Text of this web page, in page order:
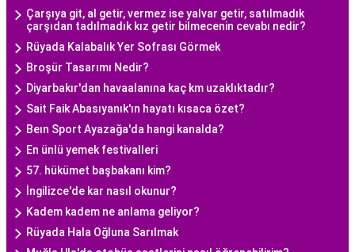
Çarşıya git, al getir, vermez ise yalvar getir, satılmadık
çarşıdan tadılmadık kız getir bilmecenin cevabı nedir?
Rüyada Kalabalık Yer Sofrası Görmek
Broşür Tasarımı Nedir?
Diyarbakır'dan havaalanına kaç km uzaklıktadır?
Sait Faik Abasıyanık'ın hayatı kısaca özet?
Beın Sport Ayazağa'da hangi kanalda?
En ünlü yemek festivalleri
57. hükümet başbakanı kim?
İngilizce'de kar nasıl okunur?
Kadem kadem ne anlama geliyor?
Rüyada Hala Oğluna Sarılmak